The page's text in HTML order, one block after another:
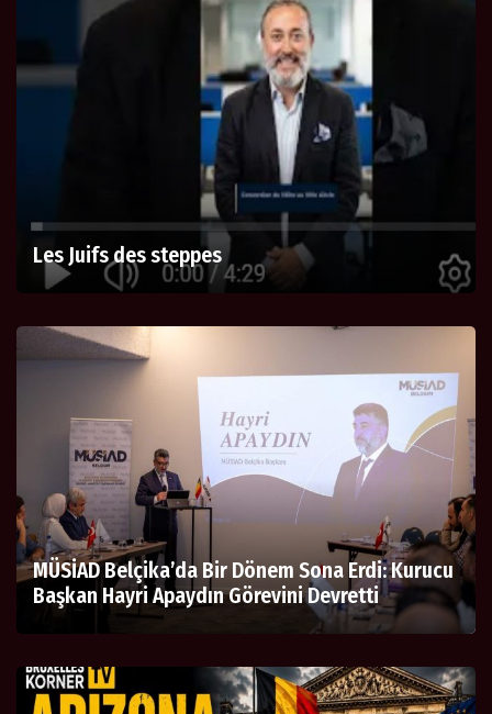
Les Juifs des steppes
MÜSİAD Belçika’da Bir Dönem Sona Erdi: Kurucu
Başkan Hayri Apaydın Görevini Devretti